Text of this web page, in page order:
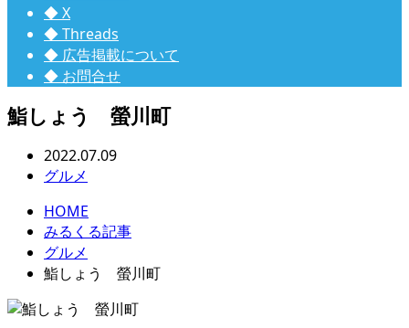
◆ X
◆ Threads
◆ 広告掲載について
◆ お問合せ
鮨しょう 螢川町
2022.07.09
グルメ
HOME
みるくる記事
グルメ
鮨しょう 螢川町